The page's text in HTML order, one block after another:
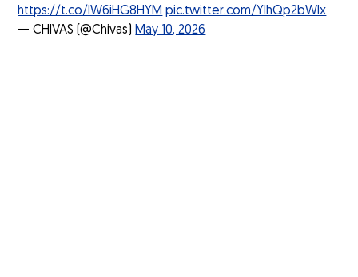
https://t.co/lW6iHG8HYM pic.twitter.com/YlhQp2bWlx
— CHIVAS (@Chivas) May 10, 2026